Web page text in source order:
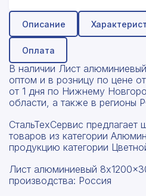
Описание
Оплата
В наличии Лист
оптом и в розницу по цене
от 1 дня по Нижнему
области, а также в регионы
СтальТехСервис предлагает
товаров из категории
продукцию категории
Лист алюминиевый
производства: Россия